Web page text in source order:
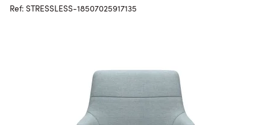
Ref: STRESSLESS-18507025917135